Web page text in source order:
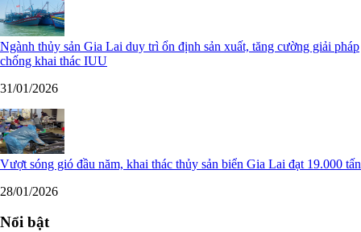
Ngành thủy sản Gia Lai duy trì ổn định sản xuất, tăng cường giải pháp
chống khai thác IUU
31/01/2026
Vượt sóng gió đầu năm, khai thác thủy sản biển Gia Lai đạt 19.000 tấn
28/01/2026
Nổi bật